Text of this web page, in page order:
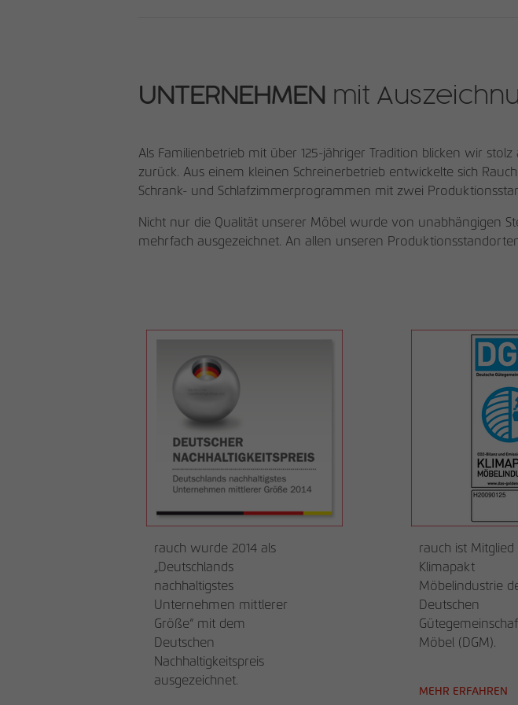
UNTERNEHMEN mit
Als Familienbetrieb mit über 125-jähriger Tradition blicken wir
zurück. Aus einem kleinen Schreinerbetrieb entwickelte sich
Schrank- und Schlafzimmerprogrammen mit zwei
Nicht nur die Qualität unserer Möbel wurde von unabhängigen
mehrfach ausgezeichnet. An allen unseren
rauch wurde 2014 als
„Deutschlands
nachhaltigstes
Unternehmen mittlerer
Größe“ mit dem
Deutschen
Nachhaltigkeitspreis
ausgezeichnet.
rauch ist Mitglied
Klimapakt
Möbelindustrie
Deutschen
Möbel (DGM).
MEHR ERFAHREN